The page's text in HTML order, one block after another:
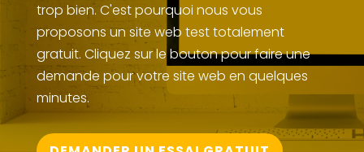
trop bien. C'est pourquoi nous vous
proposons un site web test totalement
gratuit. Cliquez sur le bouton pour faire une
demande pour votre site web en quelques
minutes.